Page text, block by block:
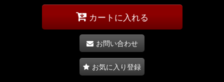
カートに入れる
お問い合わせ
お気に入り登録